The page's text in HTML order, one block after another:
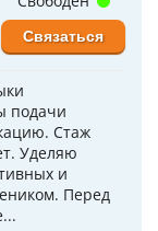
подачи
Стаж
Уделяю
и
Перед
Связаться